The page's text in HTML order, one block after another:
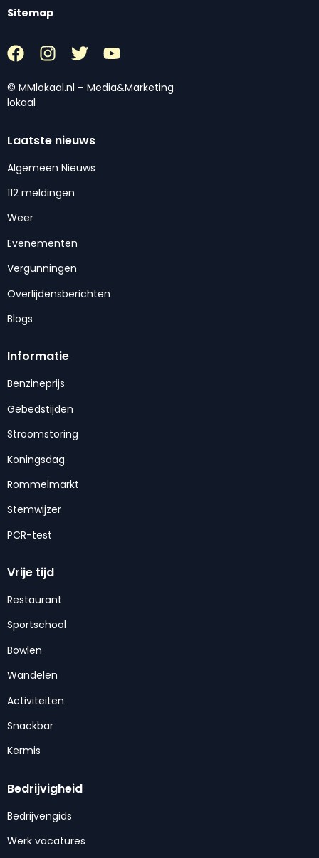
Sitemap
© MMlokaal.nl – Media&Marketing
lokaal
Laatste nieuws
Algemeen Nieuws
112 meldingen
Weer
Evenementen
Vergunningen
Overlijdensberichten
Blogs
Informatie
Benzineprijs
Gebedstijden
Stroomstoring
Koningsdag
Rommelmarkt
Stemwijzer
PCR-test
Vrije tijd
Restaurant
Sportschool
Bowlen
Wandelen
Activiteiten
Snackbar
Kermis
Bedrijvigheid
Bedrijvengids
Werk vacatures